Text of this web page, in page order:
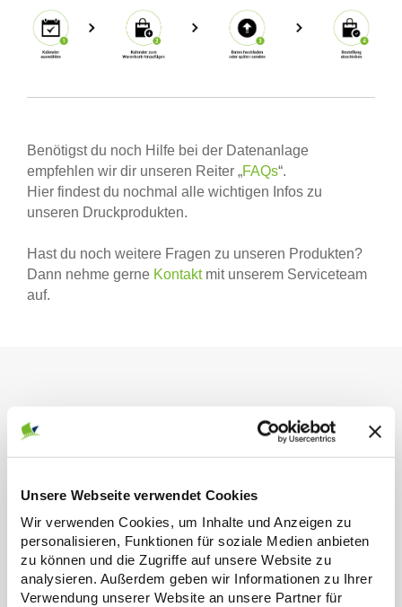
Unsere Webseite verwendet Cookies
Wir verwenden Cookies, um Inhalte und Anzeigen zu
personalisieren, Funktionen für soziale Medien anbieten
zu können und die Zugriffe auf unsere Website zu
analysieren. Außerdem geben wir Informationen zu Ihrer
Verwendung unserer Website an unsere Partner für
Benötigst du noch Hilfe bei der Datenanlage
empfehlen wir dir unseren Reiter „FAQs“.
Hier findest du nochmal alle wichtigen Infos zu
unseren Druckprodukten.
Hast du noch weitere Fragen zu unseren Produkten?
Dann nehme gerne Kontaktmit unserem Serviceteam
auf.
Erfahrung
Seit über 45 Jahren drucken wir
qualitativ hochwertigste Kalender